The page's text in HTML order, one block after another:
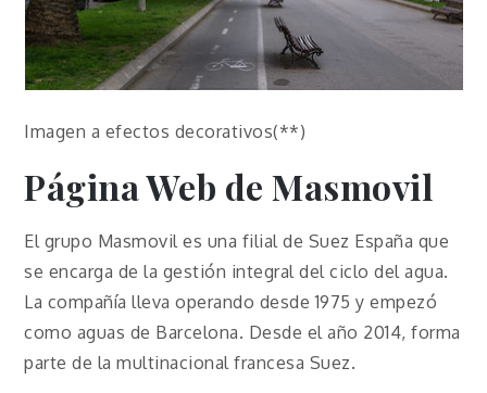
Imagen a efectos decorativos(**)
Página Web de Masmovil
El grupo Masmovil es una filial de Suez España que
se encarga de la gestión integral del ciclo del agua.
La compañía lleva operando desde 1975 y empezó
como aguas de Barcelona. Desde el año 2014, forma
parte de la multinacional francesa Suez.